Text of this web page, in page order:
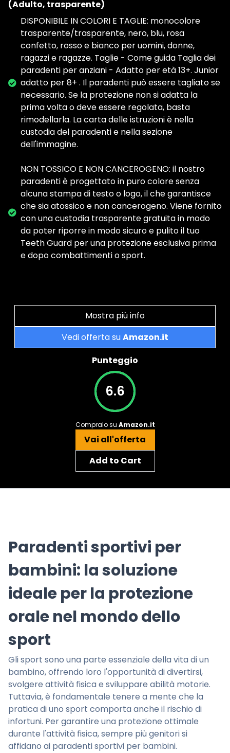
(Adulto, trasparente)
DISPONIBILE IN COLORI E TAGLIE: monocolore
trasparente/trasparente, nero, blu, rosa
confetto, rosso e bianco per uomini, donne,
ragazzi e ragazze. Taglie - Come guida Taglia dei
paradenti per anziani - Adatto per età 13+. Junior
adatto per 8+ . Il paradenti può essere tagliato se
necessario. Se la protezione non si adatta la
prima volta o deve essere regolata, basta
rimodellarla. La carta delle istruzioni è nella
custodia del paradenti e nella sezione
dell'immagine.
NON TOSSICO E NON CANCEROGENO: il nostro
paradenti è progettato in puro colore senza
alcuna stampa di testo o logo, il che garantisce
che sia atossico e non cancerogeno. Viene fornito
con una custodia trasparente gratuita in modo
da poter riporre in modo sicuro e pulito il tuo
Teeth Guard per una protezione esclusiva prima
e dopo combattimenti o sport.
Mostra più info
Vedi offerta suAmazon.it
Punteggio
6.6
Compralo su Amazon.it
Vai all'offerta
Add to Cart
Paradenti sportivi per
bambini: la soluzione
ideale per la protezione
orale nel mondo dello
sport
Gli sport sono una parte essenziale della vita di un
bambino, offrendo loro l'opportunità di divertirsi,
svolgere attività fisica e sviluppare abilità motorie.
Tuttavia, è fondamentale tenere a mente che la
pratica di uno sport comporta anche il rischio di
infortuni. Per garantire una protezione ottimale
durante l'attività fisica, sempre più genitori si
affidano ai paradenti sportivi per bambini.